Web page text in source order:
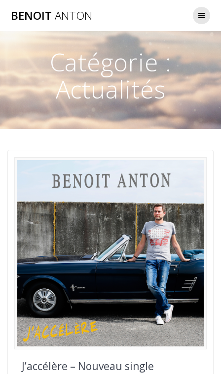
BENOIT ANTON
Catégorie :
Actualités
J’accélère – Nouveau single